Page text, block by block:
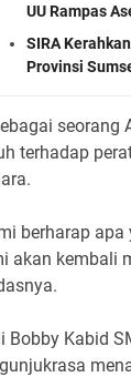
UU Rampas
SIRA
Provinsi
seorang
terhadap
berharap
akan kembali
Bobby Kabid